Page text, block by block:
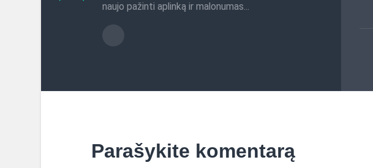
naujo pažinti aplinką ir malonumas...
Parašykite komentarą